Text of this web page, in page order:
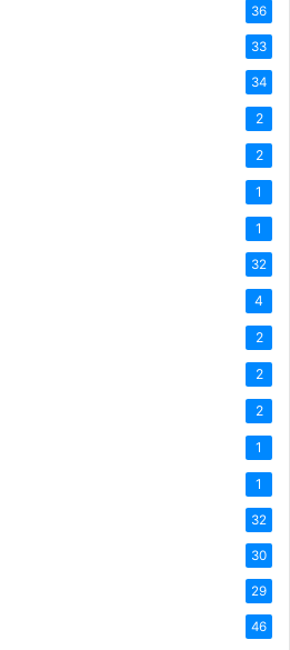
36
33
34
2
2
1
1
32
4
2
2
2
1
1
32
30
29
46